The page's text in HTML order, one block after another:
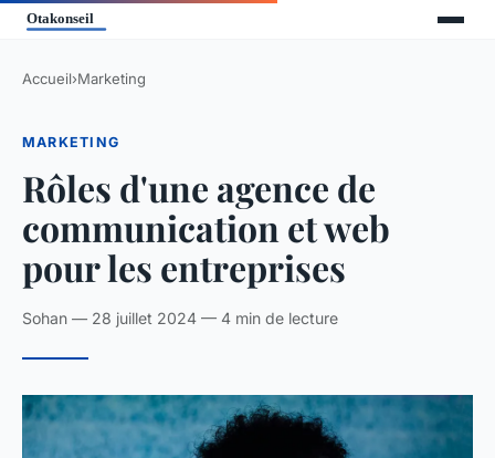
Accueil›Marketing
MARKETING
Rôles d'une agence de
communication et web
pour les entreprises
Sohan — 28 juillet 2024 — 4 min de lecture